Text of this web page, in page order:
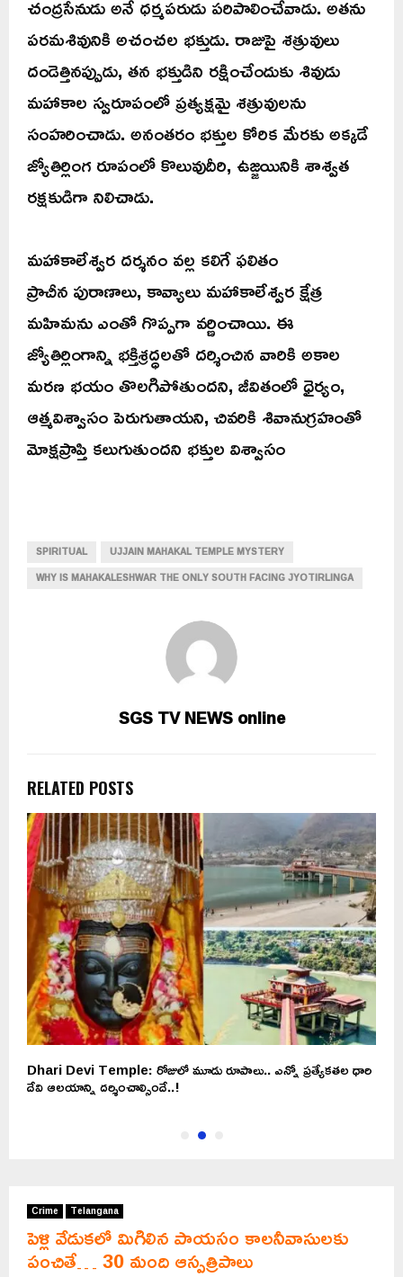
పరమశివునికి అచంచల భక్తుడు. రాజుపై శత్రువులు
దండెత్తినప్పుడు, తన భక్తుడిని రక్షించేందుకు శివుడు
మహాకాల స్వరూపంలో ప్రత్యక్షమై శత్రువులను
సంహరించాడు. అనంతరం భక్తుల కోరిక మేరకు అక్కడే
జ్యోతిర్లింగ రూపంలో కొలువుదీరి, ఉజ్జయినికి శాశ్వత
రక్షకుడిగా నిలిచాడు.
మహాకాలేశ్వర దర్శనం వల్ల కలిగే ఫలితం
ప్రాచీన పురాణాలు, కావ్యాలు మహాకాలేశ్వర క్షేత్ర
మహిమను ఎంతో గొప్పగా వర్ణించాయి. ఈ
జ్యోతిర్లింగాన్ని భక్తిశ్రద్ధలతో దర్శించిన వారికి అకాల
మరణ భయం తొలగిపోతుందని, జీవితంలో ధైర్యం,
ఆత్మవిశ్వాసం పెరుగుతాయని, చివరికి శివానుగ్రహంతో
మోక్షప్రాప్తి కలుగుతుందని భక్తుల విశ్వాసం
SPIRITUAL
UJJAIN MAHAKAL TEMPLE MYSTERY
WHY IS MAHAKALESHWAR THE ONLY SOUTH FACING JYOTIRLINGA
SGS TV NEWS online
RELATED POSTS
Dhari Devi Temple: రోజులో మూడు రూపాలు.. ఎన్నో ప్రత్యేకతల ధారి
దేవి ఆలయాన్ని దర్శించాల్సిందే..!
Crime Telangana
పెళ్లి వేడుకలో మిగిలిన పాయసం కాలనీవాసులకు
పంచితే… 30 మంది ఆస్పత్రిపాలు